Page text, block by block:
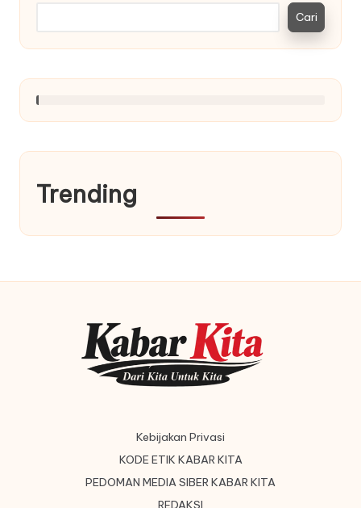
Cari
Trending
Kebijakan Privasi
KODE ETIK KABAR KITA
PEDOMAN MEDIA SIBER KABAR KITA
REDAKSI